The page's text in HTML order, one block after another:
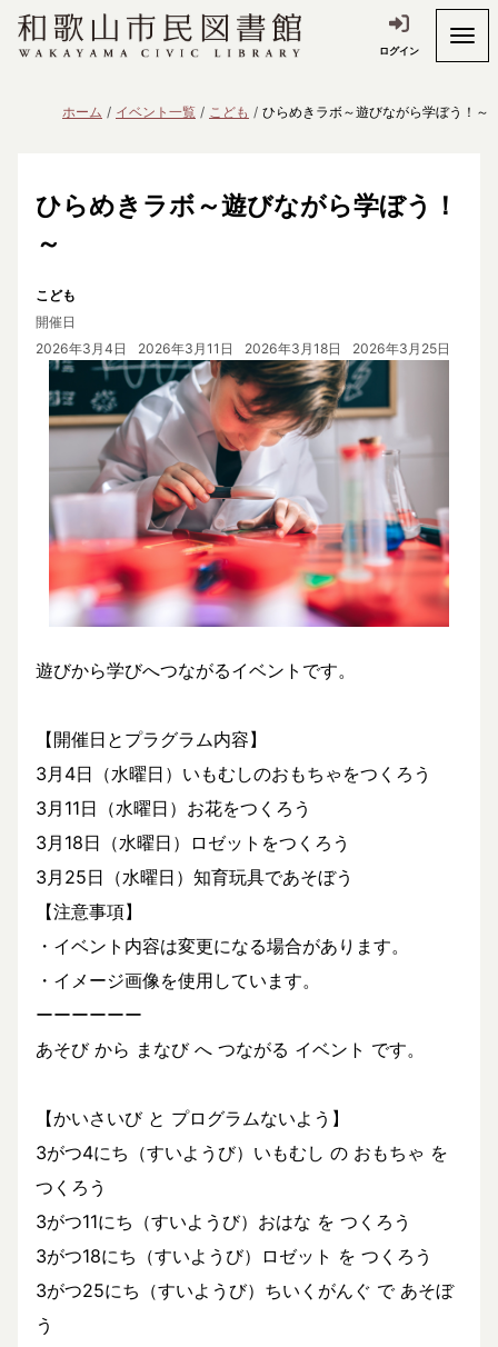
ログイン
ホーム イベント一覧 こども ひらめきラボ～遊びながら学ぼう！～
ひらめきラボ～遊びながら学ぼう！
～
こども
開催日
2026年3月4日
2026年3月11日 2026年3月18日 2026年3月25日
遊びから学びへつながるイベントです。
【開催日とプラグラム内容】
3月4日（水曜日）いもむしのおもちゃをつくろう
3月11日（水曜日）お花をつくろう
3月18日（水曜日）ロゼットをつくろう
3月25日（水曜日）知育玩具であそぼう
【注意事項】
・イベント内容は変更になる場合があります。
・イメージ画像を使用しています。
ーーーーーー
あそび から まなび へ つながる イベント です。
【かいさいび と プログラムないよう】
3がつ4にち（すいようび）いもむし の おもちゃ を
つくろう
3がつ11にち（すいようび）おはな を つくろう
3がつ18にち（すいようび）ロゼット を つくろう
3がつ25にち（すいようび）ちいくがんぐ で あそぼ
う